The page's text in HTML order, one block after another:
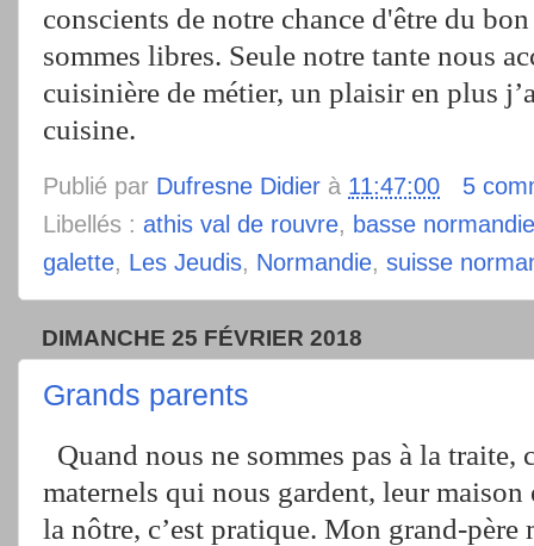
conscients de notre chance d'être du
sommes libres. Seule notre tante nous
cuisinière de métier, un plaisir en plus
cuisine.
Publié par Dufresne Didier à 11:47:00
5
Libellés : athis val de rouvre, basse normandie
galette, Les Jeudis, Normandie, suisse
DIMANCHE 25 FÉVRIER 2018
Grands parents
Quand nous ne sommes pas à la traite,
maternels qui nous gardent, leur maison
la nôtre, c’est pratique. Mon grand-père